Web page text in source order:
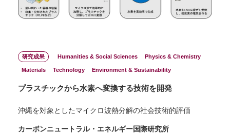
研究成果 Humanities & Social Sciences Physics & Chemistry
Materials Technology Environment & Sustainability
プラスチックから水素へ変換する技術を開発
沖縄を対象としたマイクロ波熱分解の社会技術的評価
カーボンニュートラル・エネルギー国際研究所